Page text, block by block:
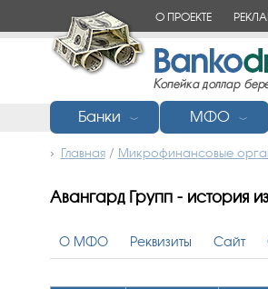
О ПРОЕКТЕ
Банки ﹀ МФО ﹀
Главная/ Микрофинансовые
Авангард Групп - история
О МФО Реквизиты Сайт